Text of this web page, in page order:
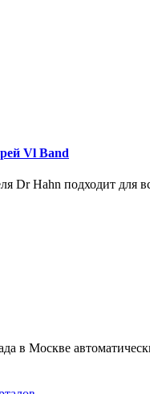
Vl Band
Dr Hahn подходит для
Москве